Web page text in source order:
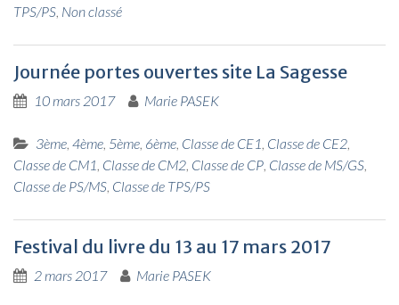
TPS/PS, Non classé
Journée portes ouvertes site La Sagesse
10 mars 2017 Marie PASEK
3ème, 4ème, 5ème, 6ème, Classe de CE1, Classe de CE2,
Classe de CM1, Classe de CM2, Classe de CP, Classe de MS/GS,
Classe de PS/MS, Classe de TPS/PS
Festival du livre du 13 au 17 mars 2017
2 mars 2017 Marie PASEK